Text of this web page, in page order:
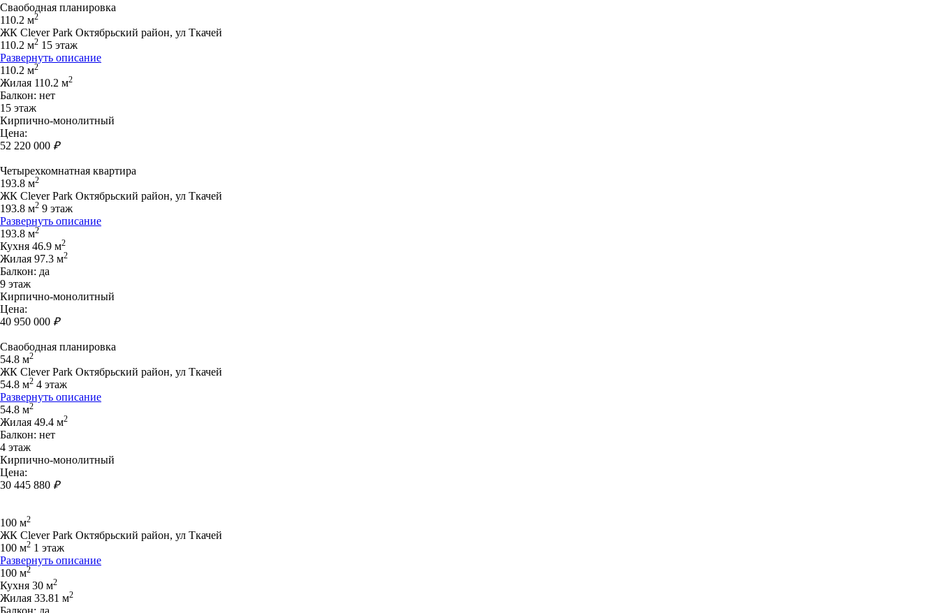
Сваободная планировка
110.2 м2
ЖК Clever Park Октябрьский район, ул Ткачей
110.2 м2 15 этаж
Развернуть описание
110.2 м2
Жилая 110.2 м2
Балкон: нет
15 этаж
Кирпично-монолитный
Цена:
52 220 000 ₽
Четырехкомнатная квартира
193.8 м2
ЖК Clever Park Октябрьский район, ул Ткачей
193.8 м2 9 этаж
Развернуть описание
193.8 м2
Кухня 46.9 м2
Жилая 97.3 м2
Балкон: да
9 этаж
Кирпично-монолитный
Цена:
40 950 000 ₽
Сваободная планировка
54.8 м2
ЖК Clever Park Октябрьский район, ул Ткачей
54.8 м2 4 этаж
Развернуть описание
54.8 м2
Жилая 49.4 м2
Балкон: нет
4 этаж
Кирпично-монолитный
Цена:
30 445 880 ₽
100 м2
ЖК Clever Park Октябрьский район, ул Ткачей
100 м2 1 этаж
Развернуть описание
100 м2
Кухня 30 м2
Жилая 33.81 м2
Балкон: да